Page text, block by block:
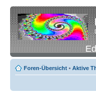
Foren-Übersicht • Aktive